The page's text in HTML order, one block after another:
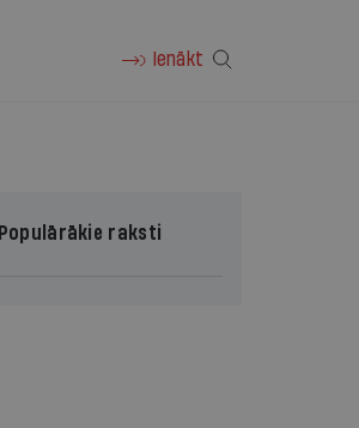
Ienākt
Populārākie raksti